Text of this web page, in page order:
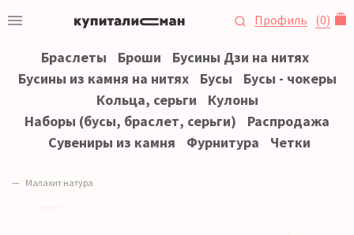
Профиль (0)
Браслеты Броши
Бусины Дзи на нитях
Бусины из камня на нитях
Бусы
Бусы - чокеры
Кольца, серьги
Кулоны
Наборы (бусы, браслет, серьги)
Распродажа
Сувениры из камня
Фурнитура Четки
Малахит натура